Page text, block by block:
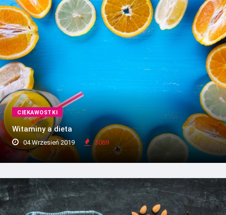
CIEKAWOSTKI
Witaminy a dieta
04 Wrzesień 2019 3069